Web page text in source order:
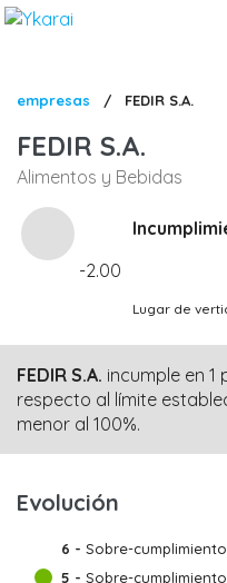
Pasar
Sobrescribir
enlaces
de
a
la
empresas / FEDIR S.A.
FEDIR S.A.
Alimentos y Bebidas
-2.00
Lugar de
FEDIR S.A. incumple en
respecto al límite
menor al 100%.
Evolución
6 - Sobre-
5 - Sobre-